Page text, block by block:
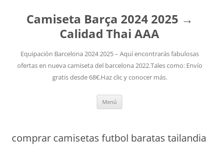
Camiseta Barça 2024 2025 →
Calidad Thai AAA
Equipación Barcelona 2024 2025 – Aquí encontrarás fabulosas
ofertas en nueva camiseta del barcelona 2022.Tales como: Envío
gratis desde 68€.Haz clic y conocer más.
Menú
comprar camisetas futbol baratas tailandia